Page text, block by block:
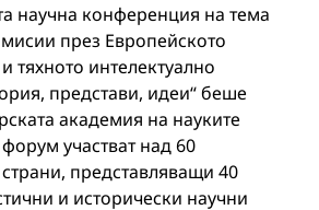
научна конференция на тема
през Европейското
тяхното интелектуално
представи, идеи“ беше
академия на науките
участват над 60
представляващи 40
и исторически научни